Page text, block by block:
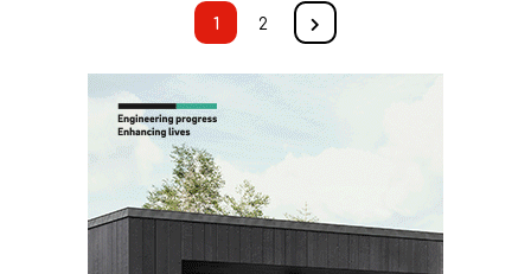
1 2